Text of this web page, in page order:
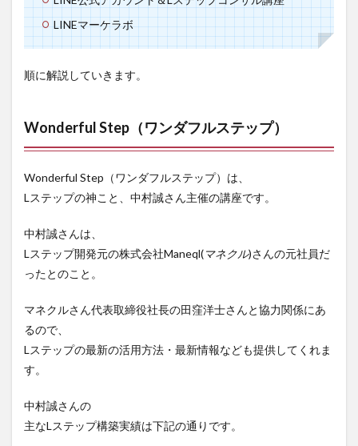
ダフルス
テップ）
1.2
公式
ト＆L
ステ
ップ
サル
LINE
マー
ケラ
ボ
【ま
と
め】
たに
スメ
する
Lス
LINEマーケラボ
順に解説していきます。
Wonderful Step（ワンダフルステップ）
Wonderful Step（ワンダフルステップ）は、
Lステップの神こと、中村誠さん主催の講座です。
中村誠さんは、
Lステップ開発元の株式会社Maneql(マネクル)さんの元社員だ
ったとのこと。
マネクルさん代表取締役社長の田窪洋士さんと協力関係にあ
るので、
Lステップの最新の活用方法・最新情報なども提供してくれま
す。
中村誠さんの
主なLステップ構築実績は下記の通りです。